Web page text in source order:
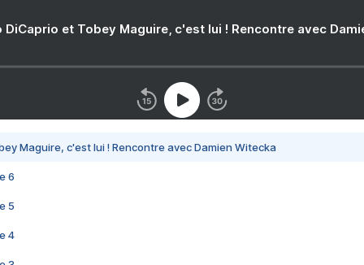
DiCaprio et Tobey Maguire, c'est lui ! Rencontre avec
Maguire, c'est lui ! Rencontre avec Damien Witecka
6
5
4